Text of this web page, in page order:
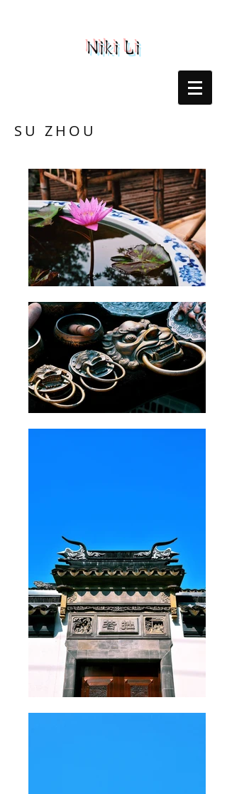
Niki Li
SU ZHOU